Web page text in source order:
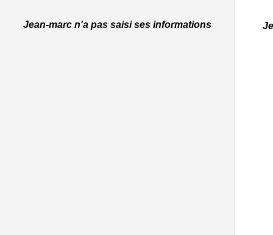
Jean-marc n'a pas saisi ses informations